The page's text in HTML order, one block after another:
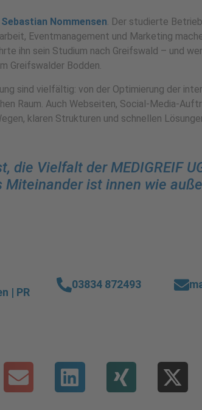
Sebastian Nommensen. Der studierte
Eventmanagement und Marketing
ihn sein Studium nach Greifswald – und
Greifswalder Bodden.
sind vielfältig: von der Optimierung der
Raum. Auch Webseiten, Social-Media-
klaren Strukturen und schnellen
die Vielfalt der MEDIGREIF
Miteinander ist innen wie
| PR
03834 872493